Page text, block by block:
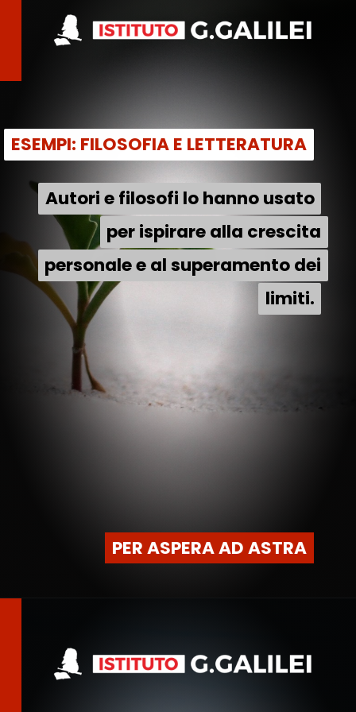
Autori e filosofi lo hanno usato
per ispirare alla crescita
personale e al superamento dei
limiti.
Autori e filosofi lo hanno usato
per ispirare alla crescita
personale e al superamento dei
limiti.
ESEMPI: FILOSOFIA E LETTERATURA
ESEMPI: FILOSOFIA E LETTERATURA
PER ASPERA AD ASTRA